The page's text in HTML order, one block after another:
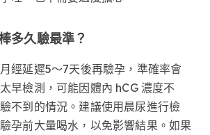
多久驗最準？
經延遲5～7天後再驗孕，準確率會
早檢測，可能因體內 hCG 濃度不
不到的情況。建議使用晨尿進行檢
孕前大量喝水，以免影響結果。如果